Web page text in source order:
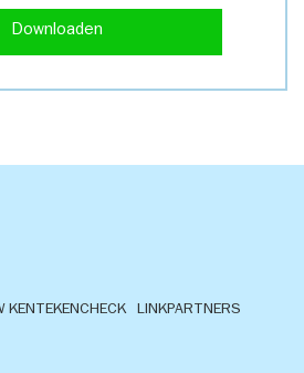
Downloaden
KENTEKENCHECK
LINKPARTNERS